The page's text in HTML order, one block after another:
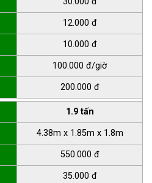
12.000 đ
10.000 đ
100.000 đ/giờ
200.000 đ
1.9 tấn
4.38m x 1.85m x 1.8m
550.000 đ
35.000 đ